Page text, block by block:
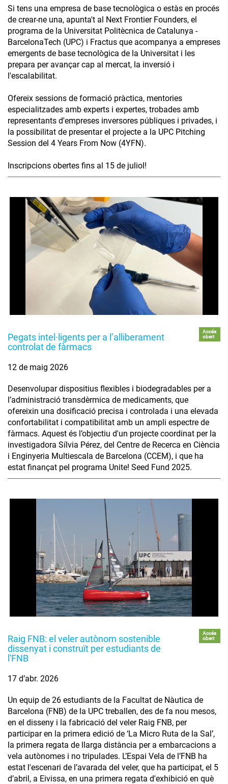
Si tens una empresa de base tecnològica o estàs en procés
de crear-ne una, apunta't al Next Frontier Founders, el
programa de la Universitat Politècnica de Catalunya -
BarcelonaTech (UPC) i Fractus que acompanya a empreses
emergents de base tecnològica de la Universitat i les
prepara per avançar cap al mercat, la inversió i
l'escalabilitat.
Ofereix sessions de formació pràctica, mentories
especialitzades amb experts i expertes, trobades amb
representants d'empreses inversores públiques i privades, i
la possibilitat de presentar el projecte a la UPC Pitching
Session del 4 Years From Now (4YFN).
Inscripcions obertes fins al 15 de juliol!
Pegats intel·ligents per a l’alliberament
controlat de fàrmacs
Accés
obert
12 de maig 2026
Desenvolupar dispositius flexibles i biodegradables per a
l’administració transdèrmica de medicaments, que
ofereixin una dosificació precisa i controlada i una elevada
confortabilitat i compatibilitat amb un ampli espectre de
fàrmacs. Aquest és l’objectiu d'un projecte coordinat per la
investigadora Sílvia Pérez, del Centre de Recerca en Ciència
i Enginyeria Multiescala de Barcelona (CCEM), i que ha
estat finançat pel programa Unite! Seed Fund 2025.
Raig FNB: el veler autònom sostenible
dissenyat i construït per estudiants de
l'FNB
Accés
obert
17 d’abr. 2026
Un equip de 26 estudiants de la Facultat de Nàutica de
Barcelona (FNB) de la UPC treballen, des de fa nou mesos,
en el disseny i la fabricació del veler Raig FNB, per
participar en la primera edició de ‘La Micro Ruta de la Sal’,
la primera regata de llarga distància per a embarcacions a
vela autònomes i no tripulades. L’Espai Vela de l’FNB ha
estat l'escenari de l’avarada del veler, que ha participat, el 5
d’abril, a Eivissa, en una primera regata d'exhibició en què